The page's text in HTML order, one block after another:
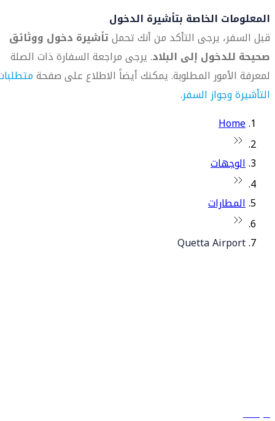
المعلومات الخاصة بتأشيرة الدخول
قبل السفر، يرجى التأكد من أنك تحملتأشيرة دخول ووثائق
صحيحة للدخول إلى البلاد. يرجى مراجعة السفارة ذات الصلة
لمعرفة الأمور المطلوبة. يمكنك أيضاً الاطلاع على صفحة
التأشيرة وجواز السفر.
Home
الوجهات
المطارات
Quetta Airport
سياساتنا